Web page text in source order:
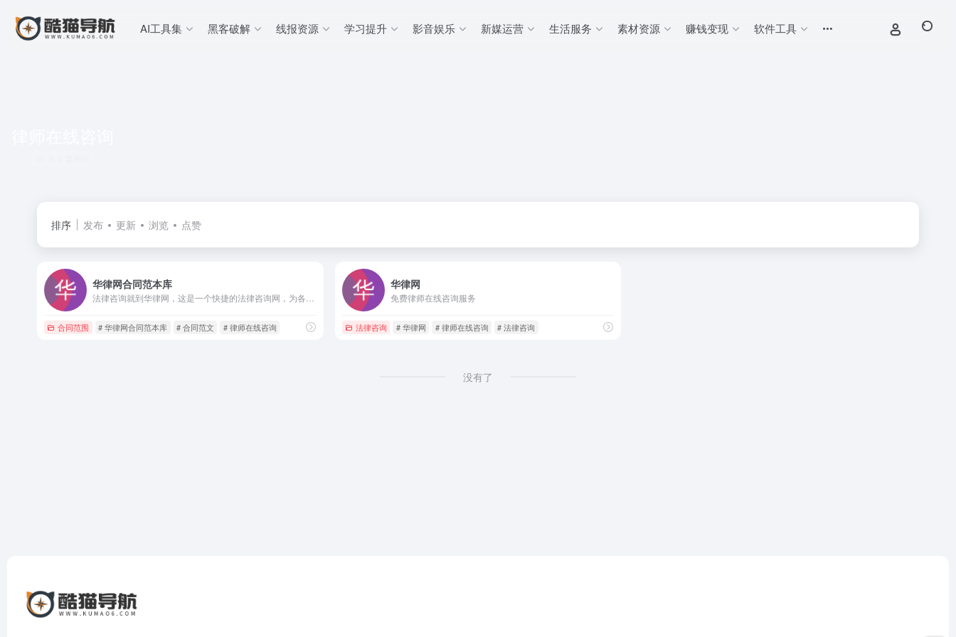
AI工具集 黑客破解 线报资源 学习提升 影音娱乐 新媒运营 生活服务 素材资源 赚钱变现 软件工具
排序 发布 更新 浏览 点赞
华律网合同范本库
合同范围 # 华律网合同范本库 # 合同范文 # 律师在线咨询
华律网
免费律师在线咨询服务
法律咨询 # 华律网 # 律师在线咨询 # 法律咨询
没有了